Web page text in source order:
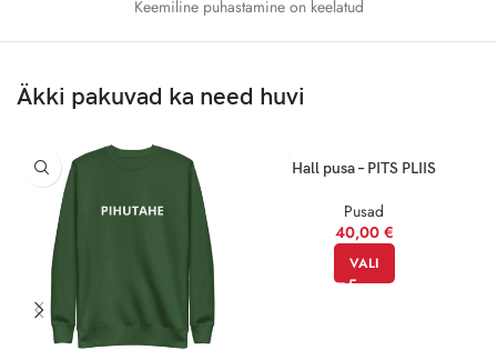
68.6 50.8
XL 63.5
67.3
3XL 71
Keemiline puhastamine on keelatud
Äkki pakuvad ka need huvi
Hall pusa – PITS PLIIS
Pusad
40,00 €
VALI